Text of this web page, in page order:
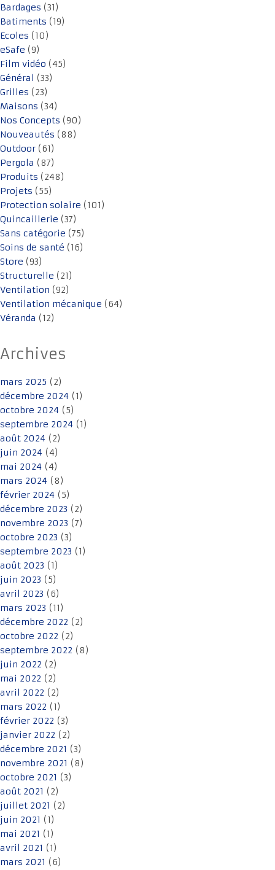
Bardages (31)
Batiments (19)
Ecoles (10)
eSafe (9)
Film vidéo (45)
Général (33)
Grilles (23)
Maisons (34)
Nos Concepts (90)
Nouveautés (88)
Outdoor (61)
Pergola (87)
Produits (248)
Projets (55)
Protection solaire (101)
Quincaillerie (37)
Sans catégorie (75)
Soins de santé (16)
Store (93)
Structurelle (21)
Ventilation (92)
Ventilation mécanique (64)
Véranda (12)
Archives
mars 2025 (2)
décembre 2024 (1)
octobre 2024 (5)
septembre 2024 (1)
août 2024 (2)
juin 2024 (4)
mai 2024 (4)
mars 2024 (8)
février 2024 (5)
décembre 2023 (2)
novembre 2023 (7)
octobre 2023 (3)
septembre 2023 (1)
août 2023 (1)
juin 2023 (5)
avril 2023 (6)
mars 2023 (11)
décembre 2022 (2)
octobre 2022 (2)
septembre 2022 (8)
juin 2022 (2)
mai 2022 (2)
avril 2022 (2)
mars 2022 (1)
février 2022 (3)
janvier 2022 (2)
décembre 2021 (3)
novembre 2021 (8)
octobre 2021 (3)
août 2021 (2)
juillet 2021 (2)
juin 2021 (1)
mai 2021 (1)
avril 2021 (1)
mars 2021 (6)